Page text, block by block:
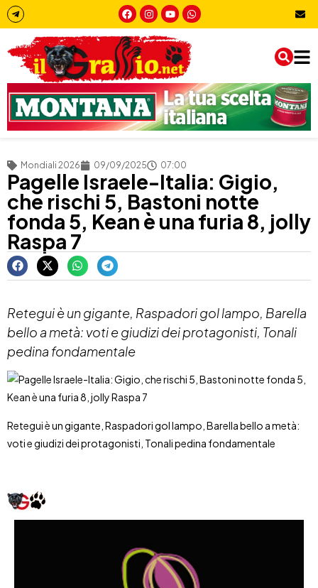
Mondiali 2026 09/09/2025 07:00
Pagelle Israele-Italia: Gigio,
che rischi 5, Bastoni notte
fonda 5, Kean è una furia 8, jolly
Raspa 7
Retegui è un gigante, Raspadori gol lampo, Barella
bello a metà: voti e giudizi dei protagonisti, Tonali
pedina fondamentale
Retegui è un gigante, Raspadori gol lampo, Barella bello a metà:
voti e giudizi dei protagonisti, Tonali pedina fondamentale